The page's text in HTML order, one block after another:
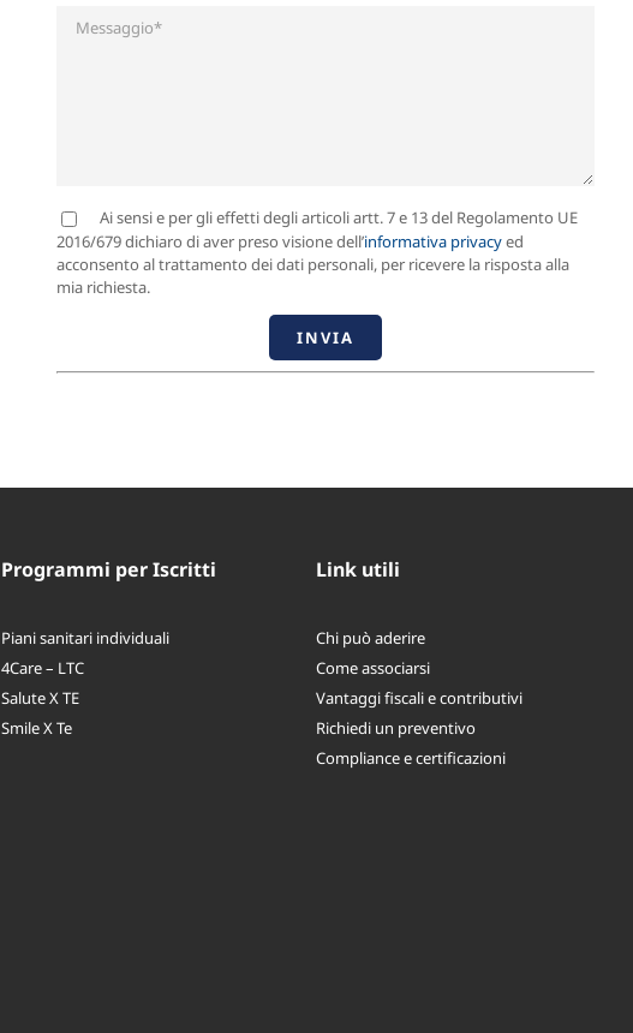
Ai sensi e per gli effetti degli articoli artt. 7 e 13 del Regolamento UE
2016/679 dichiaro di aver preso visione dell’informativa privacyed
acconsento al trattamento dei dati personali, per ricevere la risposta alla
mia richiesta.
Programmi per Iscritti
Piani sanitari individuali
4Care – LTC
Salute X TE
Smile X Te
Link utili
Chi può aderire
Come associarsi
Vantaggi fiscali e contributivi
Richiedi un preventivo
Compliance e certificazioni